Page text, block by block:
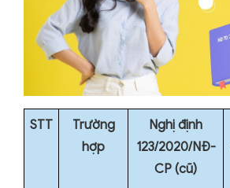
STT
Trường
hợp
Nghị định
123/2020/NĐ-
CP (cũ)